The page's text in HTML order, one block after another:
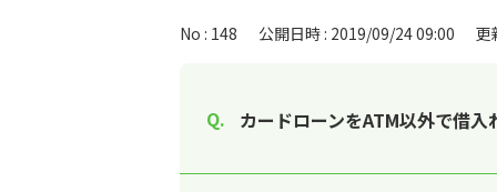
No : 148 公開日時 : 2019/09/24 09:00 更
カードローンをATM以外で借